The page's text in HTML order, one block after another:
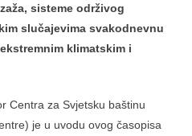
sisteme održivog
slučajevima svakodnevnu
klimatskim i
Centra za Svjetsku baštinu
je u uvodu ovog časopisa